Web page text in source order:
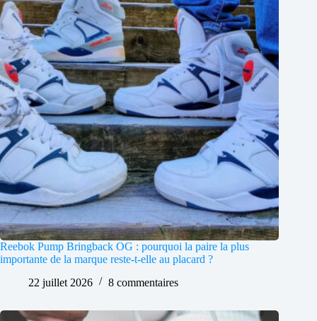
Reebok Pump Bringback OG : pourquoi la paire la plus
importante de la marque reste-t-elle au placard ?
22 juillet 2026
8 commentaires